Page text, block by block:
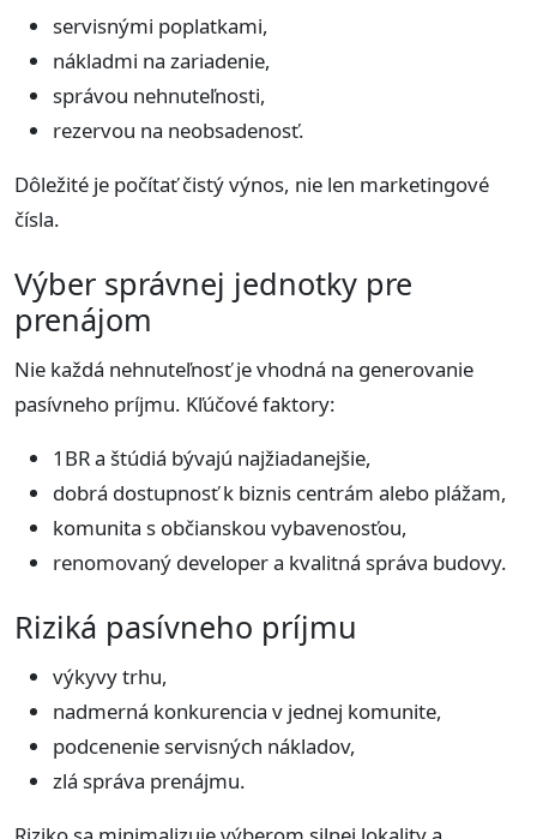
servisnými poplatkami,
nákladmi na zariadenie,
správou nehnuteľnosti,
rezervou na neobsadenosť.
Dôležité je počítať čistý výnos, nie len marketingové
čísla.
Výber správnej jednotky pre
prenájom
Nie každá nehnuteľnosť je vhodná na generovanie
pasívneho príjmu. Kľúčové faktory:
1BR a štúdiá bývajú najžiadanejšie,
dobrá dostupnosť k biznis centrám alebo plážam,
komunita s občianskou vybavenosťou,
renomovaný developer a kvalitná správa budovy.
Riziká pasívneho príjmu
výkyvy trhu,
nadmerná konkurencia v jednej komunite,
podcenenie servisných nákladov,
zlá správa prenájmu.